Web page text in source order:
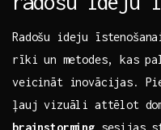
Radošu ideju
rīki ⁣un metodes, kas
veicināt inovācijas.
ļauj vizuāli attēlot